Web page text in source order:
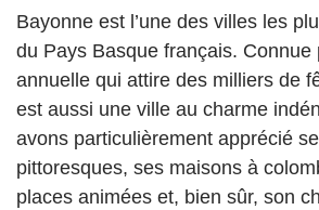
Bayonne est l’une des villes les
du Pays Basque français. Connue
annuelle qui attire des milliers de
est aussi une ville au charme
avons particulièrement apprécié
pittoresques, ses maisons à
places animées et, bien sûr, son